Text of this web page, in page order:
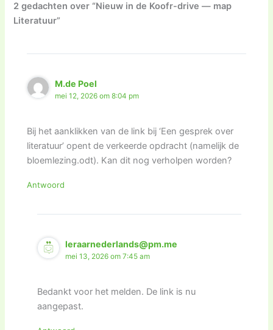
2 gedachten over “Nieuw in de Koofr-drive — map
Literatuur”
M.de Poel
mei 12, 2026 om 8:04 pm
Bij het aanklikken van de link bij ‘Een gesprek over
literatuur’ opent de verkeerde opdracht (namelijk de
bloemlezing.odt). Kan dit nog verholpen worden?
Antwoord
leraarnederlands@pm.me
mei 13, 2026 om 7:45 am
Bedankt voor het melden. De link is nu
aangepast.